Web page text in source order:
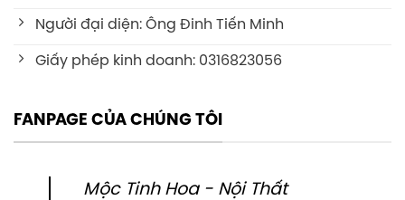
Người đại diện: Ông Đinh Tiến Minh
Giấy phép kinh doanh: 0316823056
FANPAGE CỦA CHÚNG TÔI
Mộc Tinh Hoa - Nội Thất